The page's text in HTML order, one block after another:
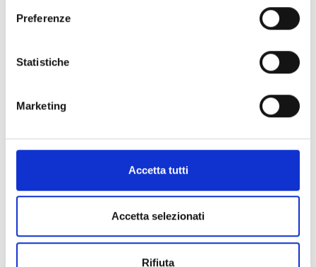
Preferenze
Statistiche
Marketing
Accetta tutti
Accetta selezionati
Rifiuta
STEREOTIPI DI GENERE
NOVITÀ - AUTISMO NELLE DONNE E STEREOTIPI DI
genereale, la vita di una persona? E se...
30+ SGUARDI
è un percorso fotografico e narrativo tracciato